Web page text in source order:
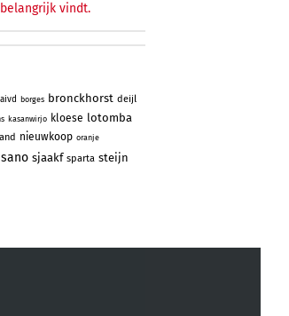
vindt.
aivd borges bronckhorst deijl
kasanwirjo kloese lotomba
nieuwkoop oranje
sano sjaakf sparta steijn